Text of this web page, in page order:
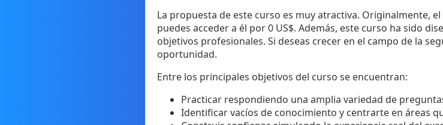
La propuesta de este curso es muy atractiva. Originalmente,
puedes acceder a él por 0 US$. Además, este curso ha sido
objetivos profesionales. Si deseas crecer en el campo de la
oportunidad.
Entre los principales objetivos del curso se encuentran:
Practicar respondiendo una amplia variedad de
Identificar vacíos de conocimiento y centrarte en áreas